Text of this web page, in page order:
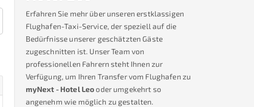
Erfahren Sie mehr über unseren erstklassigen
Flughafen-Taxi-Service, der speziell auf die
Bedürfnisse unserer geschätzten Gäste
zugeschnitten ist. Unser Team von
professionellen Fahrern steht Ihnen zur
Verfügung, um Ihren Transfer vom Flughafen zu
myNext - Hotel Leo oder umgekehrt so
angenehm wie möglich zu gestalten.